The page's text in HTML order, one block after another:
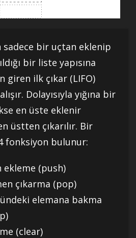
sadece bir uçtan eklenip
bir liste yapısına
giren ilk çıkar (LIFO)
Dolayısıyla yığına bir
en üste eklenir
üstten çıkarılır. Bir
fonksiyon bulunur:
ekleme (push)
çıkarma (pop)
elemana bakma
(clear)